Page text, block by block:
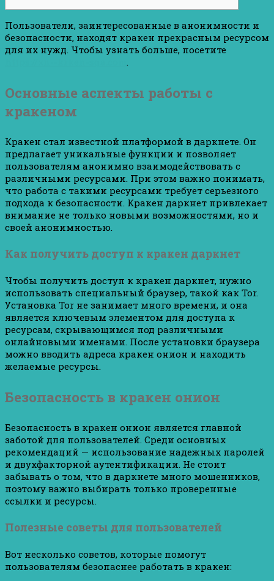
Пользователи, заинтересованные в анонимности и
безопасности, находят кракен прекрасным ресурсом
для их нужд. Чтобы узнать больше, посетите
.
Основные аспекты работы с
кракеном
Кракен стал известной платформой в даркнете. Он
предлагает уникальные функции и позволяет
пользователям анонимно взаимодействовать с
различными ресурсами. При этом важно понимать,
что работа с такими ресурсами требует серьезного
подхода к безопасности. Кракен даркнет привлекает
внимание не только новыми возможностями, но и
своей анонимностью.
Как получить доступ к кракен даркнет
Чтобы получить доступ к кракен даркнет, нужно
использовать специальный браузер, такой как Tor.
Установка Tor не занимает много времени, и она
является ключевым элементом для доступа к
ресурсам, скрывающимся под различными
онлайновыми именами. После установки браузера
можно вводить адреса кракен онион и находить
желаемые ресурсы.
Безопасность в кракен онион
Безопасность в кракен онион является главной
заботой для пользователей. Среди основных
рекомендаций — использование надежных паролей
и двухфакторной аутентификации. Не стоит
забывать о том, что в даркнете много мошенников,
поэтому важно выбирать только проверенные
ссылки и ресурсы.
Полезные советы для пользователей
Вот несколько советов, которые помогут
пользователям безопаснее работать в кракен: